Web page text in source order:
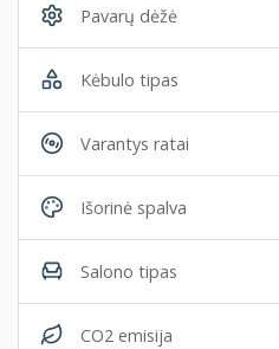
Pavarų dėžė
Kėbulo tipas
Varantys ratai
Išorinė spalva
Salono tipas
CO2 emisija